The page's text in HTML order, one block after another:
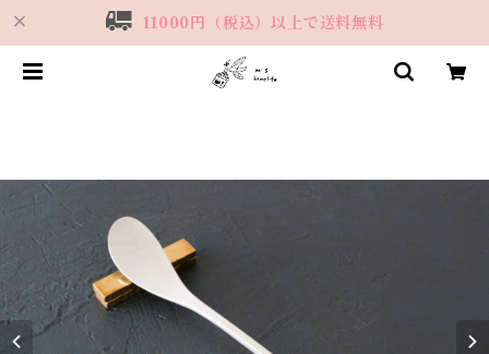
11000円（税込）以上で送料無料